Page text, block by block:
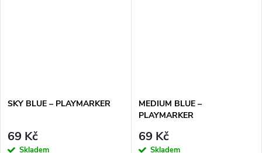
SKY BLUE – PLAYMARKER
69 Kč
Skladem
MEDIUM BLUE –
PLAYMARKER
69 Kč
Skladem